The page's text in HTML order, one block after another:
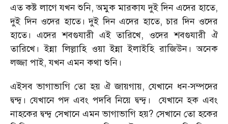
এত কষ্ট লাগে যখন শুনি, অমুক মারকায দুই দিন এদের হাতে,
দুই দিন ওদের হাতে। দুই দিন এদের হাতে, চার দিন ওদের
হাতে। এদের শবগুযারী এই তারিখে, ওদের শবগুযারী ঐ
তারিখে। ইন্না লিল্লাহি ওয়া ইন্না ইলাইহি রাজিউন। অনেক
লজ্জা পাই, যখন এমন কথা শুনি।
এইসব ভাগাভাগি তো হয় ঐ জায়গায়, যেখানে ধন-সম্পদের
দ্বন্দ্ব। যেখানে পদ এবং পদবি নিয়ে দ্বন্দ্ব। যেখানে হক এবং
নাহকের দ্বন্দ্ব সেখানে এমন ভাগাভাগি হয়? সেখানে তো হকের